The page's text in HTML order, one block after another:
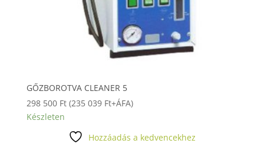
GŐZBOROTVA CLEANER 5
298 500 Ft (235 039 Ft+ÁFA)
Készleten
Hozzáadás a kedvencekhez